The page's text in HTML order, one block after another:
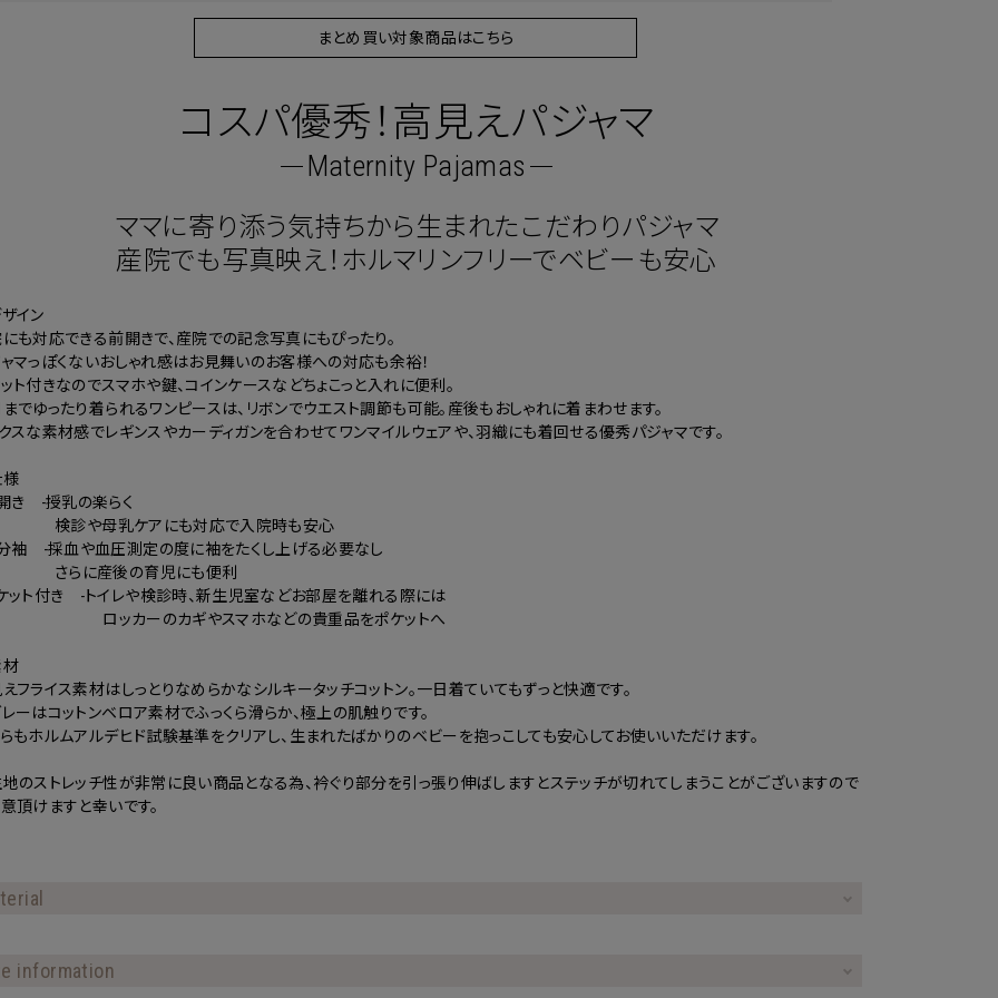
まとめ買い対象商品はこちら
コスパ優秀！高見えパジャマ
Maternity Pajamas
ママに寄り添う気持ちから生まれたこだわりパジャマ
産院でも写真映え！ホルマリンフリーでベビーも安心
イン
も対応できる前開きで、産院での記念写真にもぴったり。
マっぽくないおしゃれ感はお見舞いのお客様への対応も余裕！
ト付きなのでスマホや鍵、コインケースなどちょこっと入れに便利。
でゆったり着られるワンピースは、リボンでウエスト調節も可能。産後もおしゃれに着まわせます。
スな素材感でレギンスやカーディガンを合わせてワンマイルウェアや、羽織にも着回せる優秀パジャマです。
様
き -授乳の楽らく
や母乳ケアにも対応で入院時も安心
袖 -採血や血圧測定の度に袖をたくし上げる必要なし
に産後の育児にも便利
ット付き -トイレや検診時、新生児室などお部屋を離れる際には
カーのカギやスマホなどの貴重品をポケットへ
材
フライス素材はしっとりなめらかなシルキータッチコットン。一日着ていてもずっと快適です。
ーはコットンベロア素材でふっくら滑らか、極上の肌触りです。
らもホルムアルデヒド試験基準をクリアし、生まれたばかりのベビーを抱っこしても安心してお使いいただけます。
のストレッチ性が非常に良い商品となる為、衿ぐり部分を引っ張り伸ばしますとステッチが切れてしまうことがございますので
頂けますと幸いです。
information